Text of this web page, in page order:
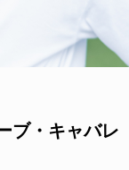
ブ・キャバレ